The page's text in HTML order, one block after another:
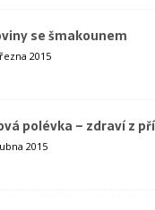
se šmakounem
2015
polévka – zdraví z
2015